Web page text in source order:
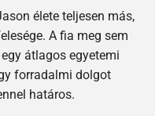
élete teljesen más,
A fia meg sem
átlagos egyetemi
forradalmi dolgot
határos.